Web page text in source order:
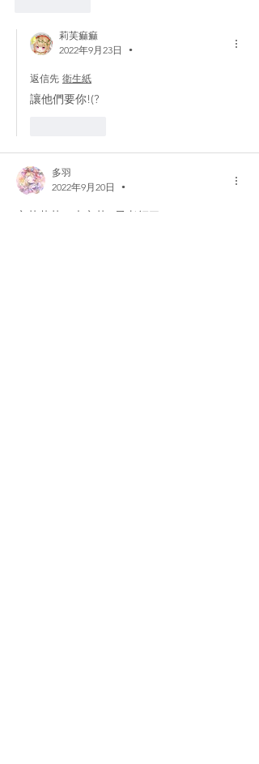
莉芙痲痲
2022年9月23日
•
返信先 衛生紙
讓他們要你!(?
多羽
2022年9月20日
•
辛苦莉芙，也辛苦H子老師了！